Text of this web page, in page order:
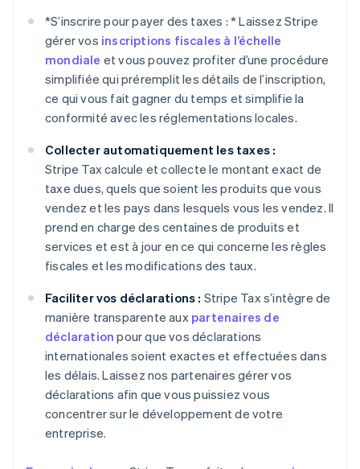
*S’inscrire pour payer des taxes : *Laissez Stripe
gérer vos inscriptions fiscales à l’échelle
mondiale et vous pouvez profiter d’une procédure
simplifiée qui préremplit les détails de l’inscription,
ce qui vous fait gagner du temps et simplifie la
conformité avec les réglementations locales.
Collecter automatiquement les taxes :
Stripe Tax calcule et collecte le montant exact de
taxe dues, quels que soient les produits que vous
vendez et les pays dans lesquels vous les vendez. Il
prend en charge des centaines de produits et
services et est à jour en ce qui concerne les règles
fiscales et les modifications des taux.
Faciliter vos déclarations : Stripe Tax s’intègre de
manière transparente aux partenaires de
déclaration pour que vos déclarations
internationales soient exactes et effectuées dans
les délais. Laissez nos partenaires gérer vos
déclarations afin que vous puissiez vous
concentrer sur le développement de votre
entreprise.